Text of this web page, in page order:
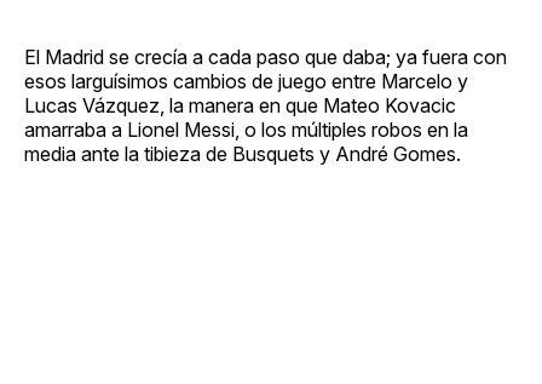
El Madrid se crecía a cada paso que daba; ya fuera con
esos larguísimos cambios de juego entre Marcelo y
Lucas Vázquez, la manera en que Mateo Kovacic
amarraba a Lionel Messi, o los múltiples robos en la
media ante la tibieza de Busquets y André Gomes.